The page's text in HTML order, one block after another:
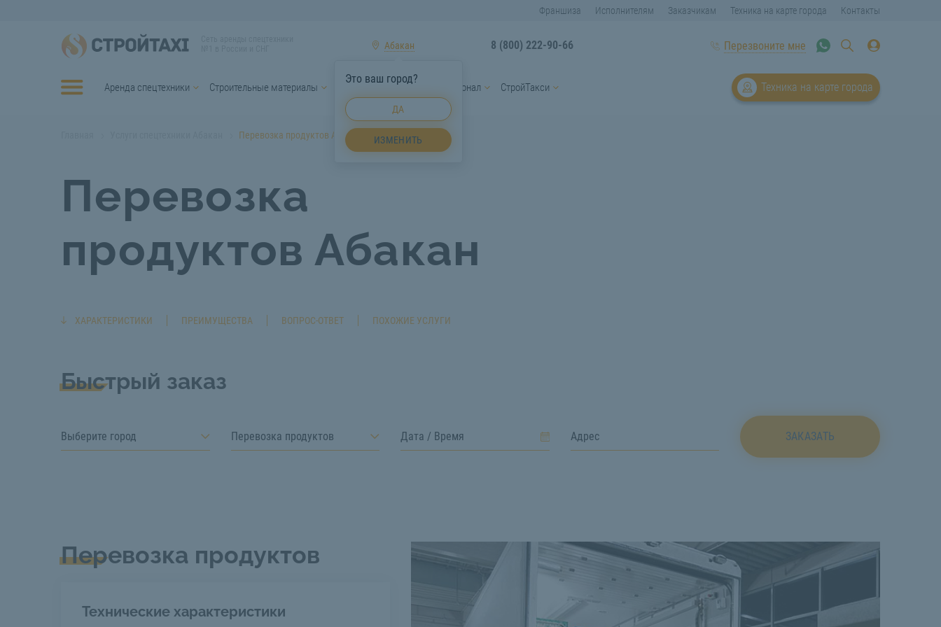
Франшиза Исполнителям Заказчикам Техника на карте города Контакты
Абакан
Это ваш город?
ДА
ИЗМЕНИТЬ
8 (800) 222-90-66 Перезвоните мне
Аренда спецтехники Строительные материалы Услуги спецтехники Персонал СтройТакси Техника на карте города
Перевозка продуктов Абакан
Перевозка
продуктов Абакан
ХАРАКТЕРИСТИКИ ПРЕИМУЩЕСТВА ВОПРОС-ОТВЕТ ПОХОЖИЕ УСЛУГИ
Быстрый заказ
Выберите город Перевозка продуктов ЗАКАЗАТЬ
Перевозка продуктов
Технические характеристики